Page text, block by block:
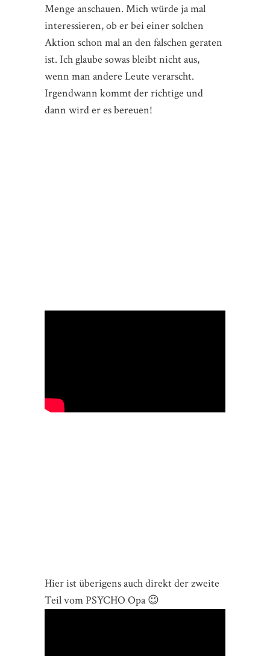
Menge anschauen. Mich würde ja mal
interessieren, ob er bei einer solchen
Aktion schon mal an den falschen geraten
ist. Ich glaube sowas bleibt nicht aus,
wenn man andere Leute verarscht.
Irgendwann kommt der richtige und
dann wird er es bereuen!
Hier ist überigens auch direkt der zweite
Teil vom PSYCHO Opa 😉